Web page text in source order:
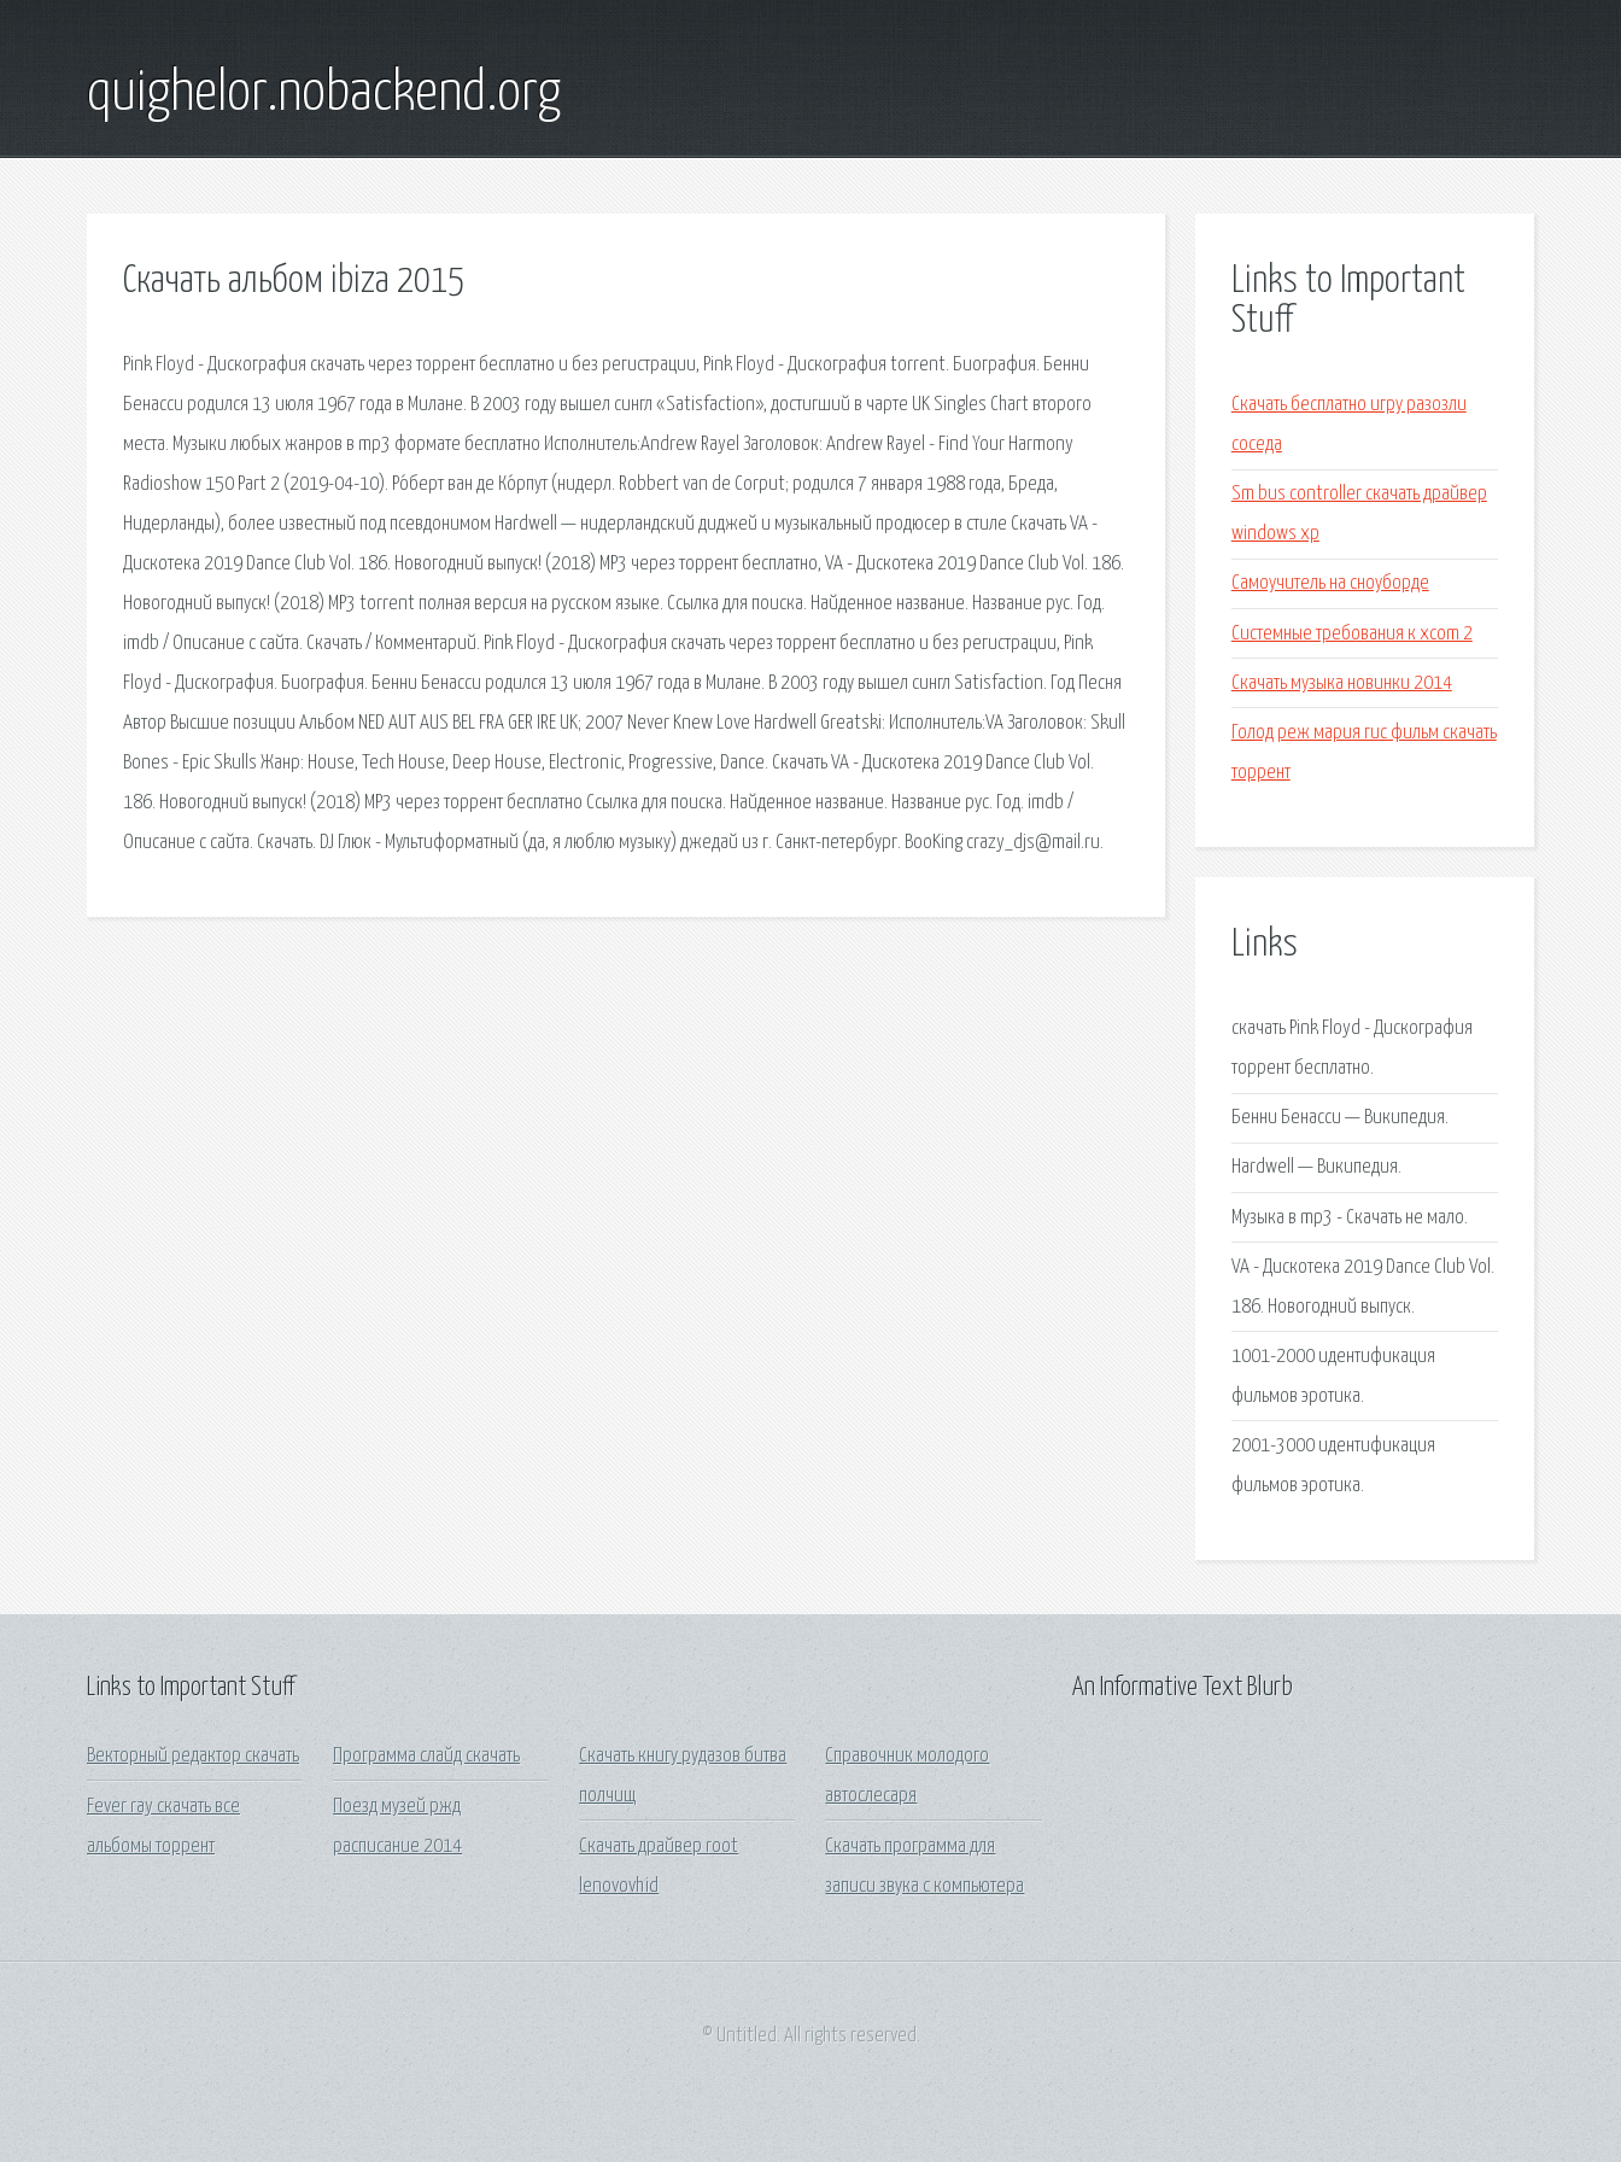
quighelor.nobackend.org
Скачать альбом ibiza 2015
Pink Floyd - Дискография скачать через торрент бесплатно и без регистрации, Pink Floyd - Дискография torrent. Биография. Бенни
Бенасси родился 13 июля 1967 года в Милане. В 2003 году вышел сингл «Satisfaction», достигший в чарте UK Singles Chart второго
места. Музыки любых жанров в mp3 формате бесплатно Исполнитель:Andrew Rayel Заголовок: Andrew Rayel - Find Your Harmony
Radioshow 150 Part 2 (2019-04-10). Ро́берт ван де Ко́рпут (нидерл. Robbert van de Corput; родился 7 января 1988 года, Бреда,
Нидерланды), более известный под псевдонимом Hardwell — нидерландский диджей и музыкальный продюсер в стиле Скачать VA -
Дискотека 2019 Dance Club Vol. 186. Новогодний выпуск! (2018) MP3 через торрент бесплатно, VA - Дискотека 2019 Dance Club Vol. 186.
Новогодний выпуск! (2018) MP3 torrent полная версия на русском языке. Ссылка для поиска. Найденное название. Название рус. Год.
imdb / Описание с сайта. Скачать / Комментарий. Pink Floyd - Дискография скачать через торрент бесплатно и без регистрации, Pink
Floyd - Дискография. Биография. Бенни Бенасси родился 13 июля 1967 года в Милане. В 2003 году вышел сингл Satisfaction. Год Песня
Автор Высшие позиции Альбом NED AUT AUS BEL FRA GER IRE UK; 2007 Never Knew Love Hardwell Greatski: Исполнитель:VA Заголовок: Skull
Bones - Epic Skulls Жанр: House, Tech House, Deep House, Electronic, Progressive, Dance. Скачать VA - Дискотека 2019 Dance Club Vol.
186. Новогодний выпуск! (2018) MP3 через торрент бесплатно Ссылка для поиска. Найденное название. Название рус. Год. imdb /
Описание с сайта. Скачать. DJ Глюк - Мультиформатный (да, я люблю музыку) джедай из г. Санкт-петербург. BooKing crazy_djs@mail.ru.
Links to Important
Stuff
Скачать бесплатно игру разозли
соседа
Sm bus controller скачать драйвер
windows xp
Самоучитель на сноуборде
Системные требования к xcom 2
Скачать музыка новинки 2014
Голод реж мария гис фильм скачать
торрент
Links
скачать Pink Floyd - Дискография
торрент бесплатно.
Бенни Бенасси — Википедия.
Hardwell — Википедия.
Музыка в mp3 - Скачать не мало.
VA - Дискотека 2019 Dance Club Vol.
186. Новогодний выпуск.
1001-2000 идентификация
фильмов эротика.
2001-3000 идентификация
фильмов эротика.
Links to Important Stuff
Векторный редактор скачать
Fever ray скачать все
альбомы торрент
Программа слайд скачать
Поезд музей ржд
расписание 2014
Скачать книгу рудазов битва
полчищ
Скачать драйвер root
lenovovhid
Справочник молодого
автослесаря
Скачать программа для
записи звука с компьютера
An Informative Text Blurb
© Untitled. All rights reserved.